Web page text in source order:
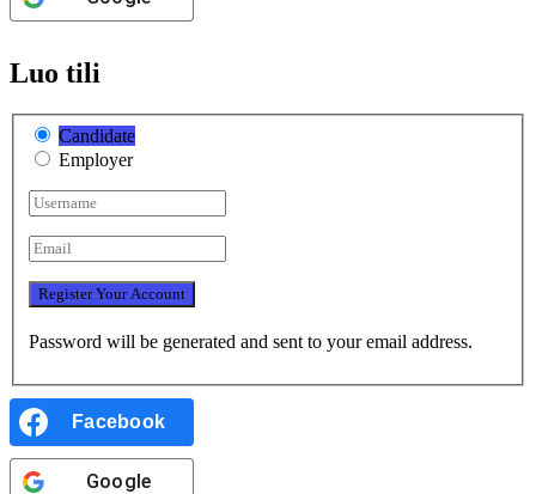
Luo tili
Candidate
Employer
Password will be generated and sent to your email address.
Facebook
Google